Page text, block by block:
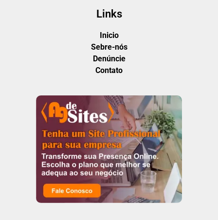
Links
Inicio
Sebre-nós
Denúncie
Contato